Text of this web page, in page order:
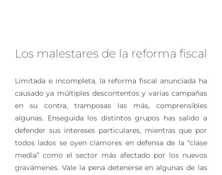
Los malestares de la reforma fiscal
Limitada e incompleta, la reforma fiscal anunciada ha
causado ya múltiples descontentos y varias campañas
en su contra, tramposas las más, comprensibles
algunas. Enseguida los distintos grupos has salido a
defender sus intereses particulares, mientras que por
todos lados se oyen clamores en defensa de la “clase
media” como el sector más afectado por los nuevos
gravámenes. Vale la pena detenerse en algunas de las